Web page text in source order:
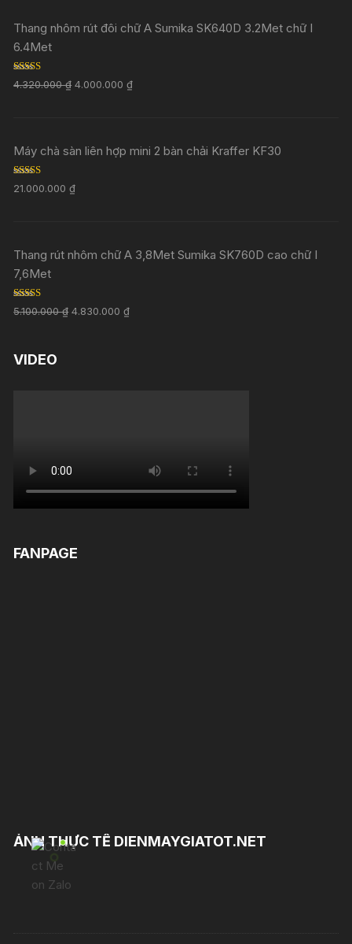
Thang nhôm rút đôi chữ A Sumika SK640D 3.2Met chữ I
6.4Met
Rated 5.00
out of 5
4.320.000₫ 4.000.000₫
Máy chà sàn liên hợp mini 2 bàn chải Kraffer KF30
Rated5.00
out of 5
21.000.000₫
Thang rút nhôm chữ A 3,8Met Sumika SK760D cao chữ I
7,6Met
Rated5.00
out of 5
5.100.000₫ 4.830.000₫
VIDEO
FANPAGE
ẢNH THỰC TẾ DIENMAYGIATOT.NET